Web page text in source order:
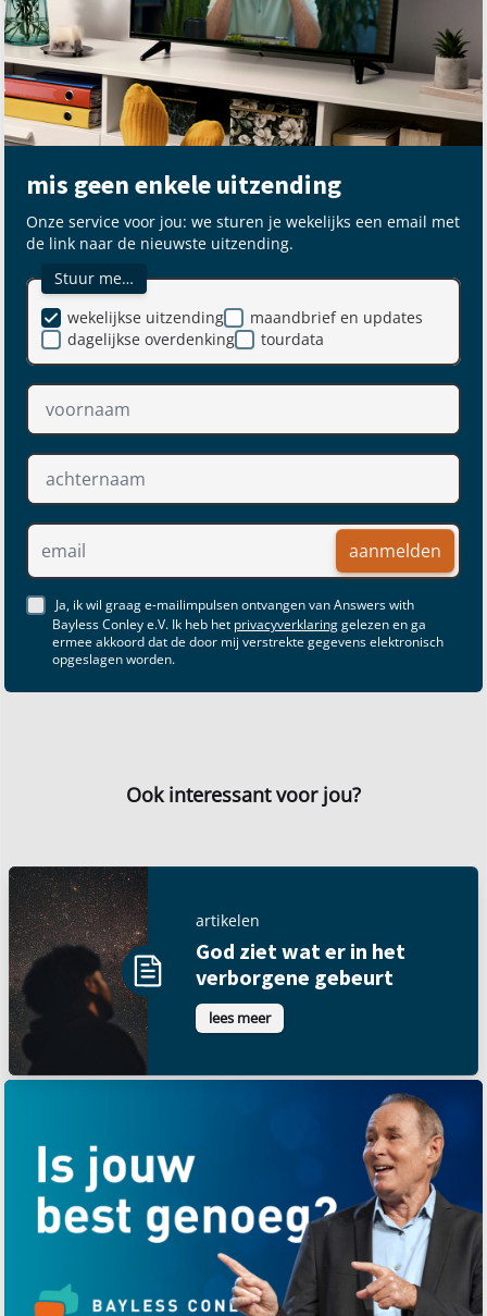
mis geen enkele uitzending
Onze service voor jou: we sturen je wekelijks een email met
de link naar de nieuwste uitzending.
Stuur me…
maandbrief en updates
dagelijkse overdenking
wekelijkse uitzending
tourdata
aanmelden
Ja, ik wil graag e-mailimpulsen ontvangen van Answers with
Bayless Conley e.V. Ik heb het privacyverklaringgelezen en ga
ermee akkoord dat de door mij verstrekte gegevens elektronisch
opgeslagen worden.
Ook interessant voor jou?
artikelen
God ziet wat er in het
verborgene gebeurt
lees meer